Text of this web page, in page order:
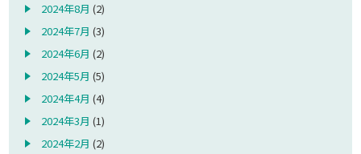
2024年8月 (2)
2024年7月 (3)
2024年6月 (2)
2024年5月 (5)
2024年4月 (4)
2024年3月 (1)
2024年2月 (2)